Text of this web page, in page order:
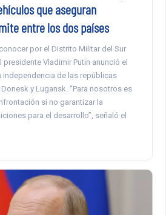
que aseguran
entre los dos países
por el Distrito Militar del Sur
presidente Vladimir Putin anunció el
independencia de las repúblicas
y Lugansk. “Para nosotros es
si no garantizar la
para el desarrollo”, señaló el